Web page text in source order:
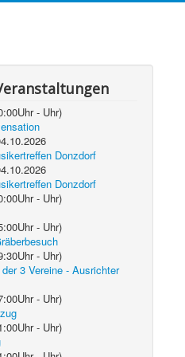
Uhr - Uhr)
Donzdorf
Donzdorf
Uhr - Uhr)
Uhr - Uhr)
Uhr - Uhr)
3 Vereine - Ausrichter
Uhr - Uhr)
Uhr - Uhr)